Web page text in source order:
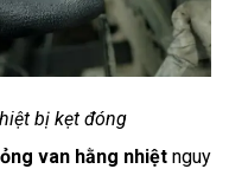
bị kẹt đóng
van hằng nhiệt nguy